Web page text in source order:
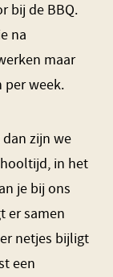
bij de BBQ.
na
maar
per week.
zijn we
in het
je bij ons
er samen
netjes bijligt
een